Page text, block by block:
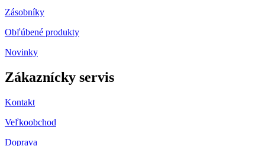
Zásobníky
Obľúbené produkty
Novinky
Zákaznícky servis
Kontakt
Veľkoobchod
Doprava